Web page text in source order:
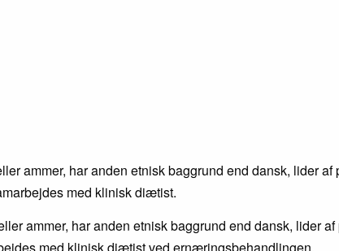
ammer, har anden etnisk baggrund end dansk, lider af
med klinisk diætist.
ammer, har anden etnisk baggrund end dansk, lider